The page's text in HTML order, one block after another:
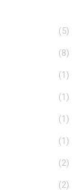
(5)
(8)
(1)
(1)
(1)
(1)
(2)
(2)